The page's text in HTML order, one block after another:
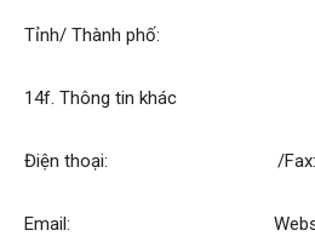
Tỉnh/ Thành phố:
14f. Thông tin khác
Điện thoại: /Fax:
Email: